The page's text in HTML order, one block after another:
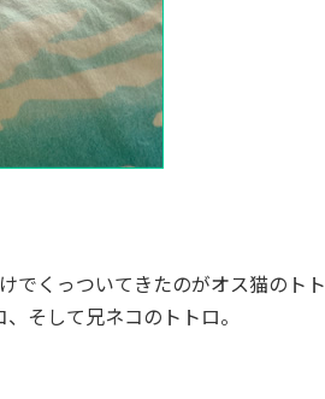
でくっついてきたのがオス猫のトト
そして兄ネコのトトロ。